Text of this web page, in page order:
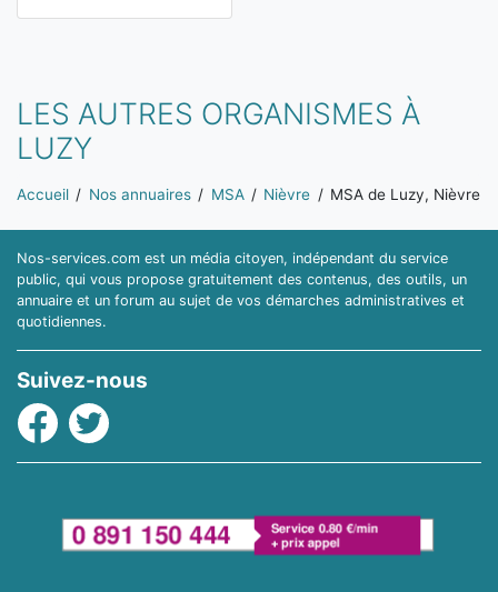
LES AUTRES ORGANISMES À
LUZY
Vous êtes ici:
Accueil Nos annuaires MSA Nièvre MSA de Luzy, Nièvre
Nos-services.com est un média citoyen, indépendant du service
public, qui vous propose gratuitement des contenus, des outils, un
annuaire et un forum au sujet de vos démarches administratives et
quotidiennes.
Suivez-nous
Facebook
Twitter